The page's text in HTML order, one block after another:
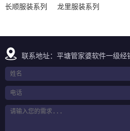
长顺服装系列
龙里服装系列
联系地址：平塘管家婆软件一级经